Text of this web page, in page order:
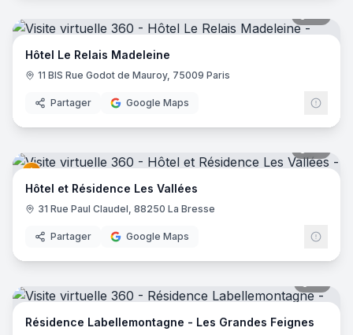
Hôtel Le Relais Madeleine
11 BIS Rue Godot de Mauroy, 75009 Paris
Partager Google Maps
Hôtel et Résidence Les Vallées
31 Rue Paul Claudel, 88250 La Bresse
Partager Google Maps
Résidence Labellemontagne - Les Grandes Feignes